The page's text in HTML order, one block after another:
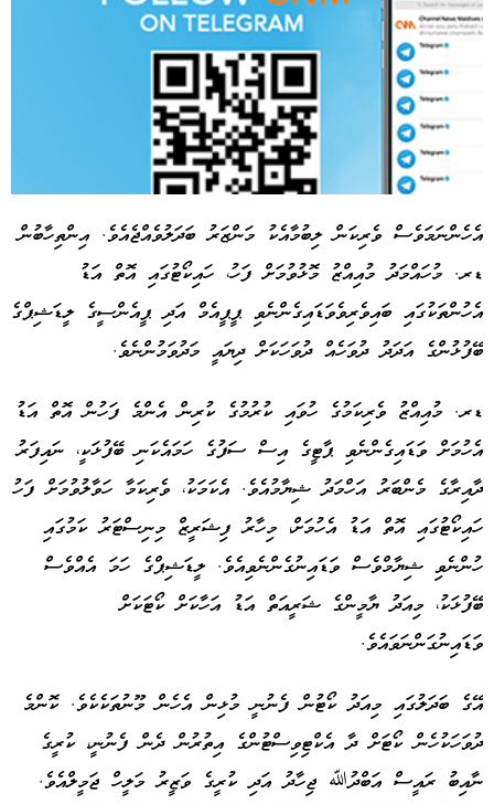
އެހެންނަމަވެސް ވެރިކަން ލިބުމާއެކު މަންޒަރު ބަދަލުވެއްޖެއެވެ. އިންތިހާބުން
ޑރ. މުހައްމަދު މުއިއްޒު މޮޅުވުމަށް ފަހު، ހައިކޯޓުގައި އޮތް އަޑު
އެހުންތަކުގައި ބައިވެރިވެވަޑައިގެންނެވި ޕީޕީއެމް އަދި ޕީއެންސީގެ ލީޑަޝިޕްގެ
ބޭފުޅުންގެ އަދަދު ދުވަހެއް ދުވަހަކަށް ދިޔައީ މަދުވަމުންނެވެ.
ޑރ. މުއިއްޒު ވެރިކަމުގެ ހުވައި ކުރުމުގެ ކުރިން އެންމެ ފަހުން އޮތް އަޑު
އެހުމަށް ވަޑައިގެންނެވި ޕާޓީގެ އިސް ސަފުގެ ހަމައެކަނި ބޭފުޅަކީ، ނައިފަރު
ދާއިރާގެ މެންބަރު އަހްމަދު ޝިޔާމުއެވެ. އެކަމަކު، ވެރިކަމާ ހަވާލުވުމަށް ފަހު
ހައިކޯޓުގައި އޮތް އަޑު އެހުމަށް، މިހާރު ފިޝަރީޒް މިނިސްޓަރު ކަމުގައި
ހުންނެވި ޝިޔާމްވެސް ވަޑައިނުގެންނެވިއެވެ. ލީޑަޝިޕްގެ ހަމަ އެއްވެސް
ބޭފުޅަކު، މިއަދު ޔާމީންގެ ޝަރީއަތް އަޑު އަހާކަށް ކޯޓަކަށް
ވަޑައިނުގަންނަވައެވެ.
އޭގެ ބަދަލުގައި މިއަދު ކޯޓުން ފެނުނީ މުޅިން އެހެން މޫނުތަކެކެވެ. ކޮންމެ
ދުވަހަކުހެން ކޯޓަށް ދާ އެކްޓިވިސްޓުންގެ އިތުރުން ދެން ފެނުނީ، ކުރީގެ
ނާއިބު ރައީސް އަބްދުﷲ ޖިހާދު އަދި ކުރީގެ ވަޒީރު މަލީހް ޖަމީލްއެވެ.